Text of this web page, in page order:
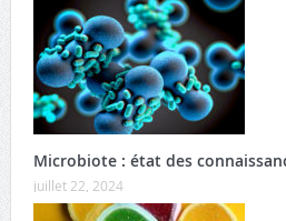
Microbiote : état des
juillet 22, 2024